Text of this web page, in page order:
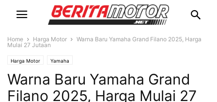
Home Harga Motor
Warna Baru Yamaha Grand Filano 2025, Harga
Mulai 27 Jutaan
Harga Motor Yamaha
Warna Baru Yamaha Grand
Filano 2025, Harga Mulai 27